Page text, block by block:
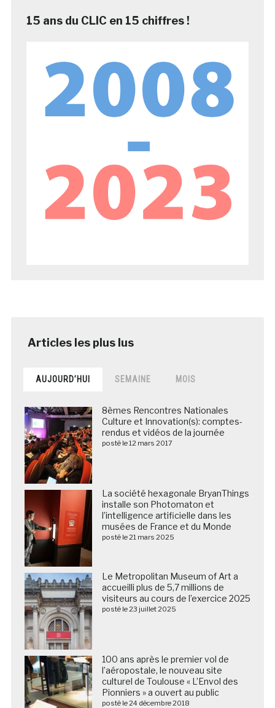
15 ans du CLIC en 15 chiffres !
AUJOURD’HUI SEMAINE MOIS
8èmes Rencontres Nationales
Culture et Innovation(s): comptes-
rendus et vidéos de la journée
posté le 12 mars 2017
La société hexagonale BryanThings
installe son Photomaton et
l’intelligence artificielle dans les
musées de France et du Monde
posté le 21 mars 2025
Le Metropolitan Museum of Art a
accueilli plus de 5,7 millions de
visiteurs au cours de l’exercice 2025
posté le 23 juillet 2025
100 ans après le premier vol de
l’aéropostale, le nouveau site
culturel de Toulouse « L’Envol des
Pionniers » a ouvert au public
posté le 24 décembre 2018